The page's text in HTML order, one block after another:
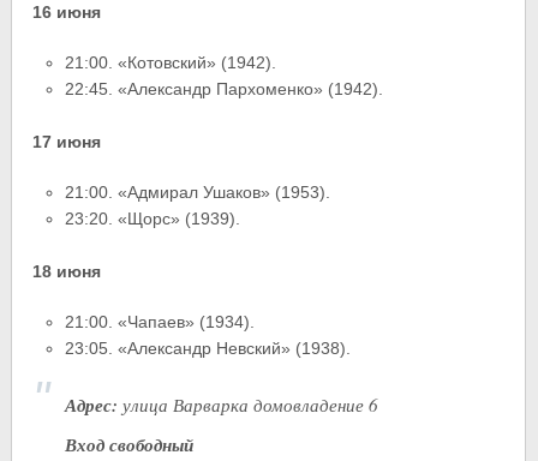
16 июня
21:00. «Котовский» (1942).
22:45. «Александр Пархоменко» (1942).
17 июня
21:00. «Адмирал Ушаков» (1953).
23:20. «Щорс» (1939).
18 июня
21:00. «Чапаев» (1934).
23:05. «Александр Невский» (1938).
Адрес: улица Варварка домовладение 6
Вход свободный